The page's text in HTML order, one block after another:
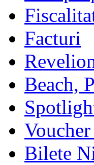
Facturi
Beach,
Bilete